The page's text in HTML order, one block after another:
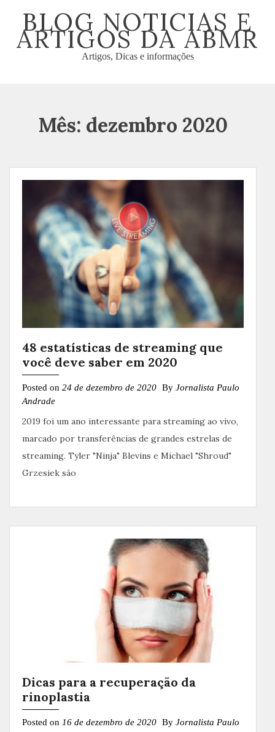
BLOG NOTICIAS E
ARTIGOS DA ABMR
Artigos, Dicas e informações
Mês: dezembro 2020
48 estatísticas de streaming que
você deve saber em 2020
Posted on 24 de dezembro de 2020 By Jornalista Paulo
Andrade
2019 foi um ano interessante para streaming ao vivo,
marcado por transferências de grandes estrelas de
streaming. Tyler "Ninja" Blevins e Michael "Shroud"
Grzesiek são
Dicas para a recuperação da
rinoplastia
Posted on 16 de dezembro de 2020 By Jornalista Paulo